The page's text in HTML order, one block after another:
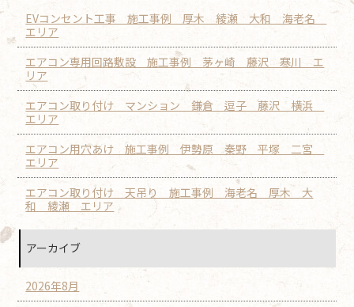
EVコンセント工事 施工事例 厚木 綾瀬 大和 海老名
エリア
エアコン専用回路敷設 施工事例 茅ヶ崎 藤沢 寒川 エ
リア
エアコン取り付け マンション 鎌倉 逗子 藤沢 横浜
エリア
エアコン用穴あけ 施工事例 伊勢原 秦野 平塚 二宮
エリア
エアコン取り付け 天吊り 施工事例 海老名 厚木 大
和 綾瀬 エリア
アーカイブ
2026年8月